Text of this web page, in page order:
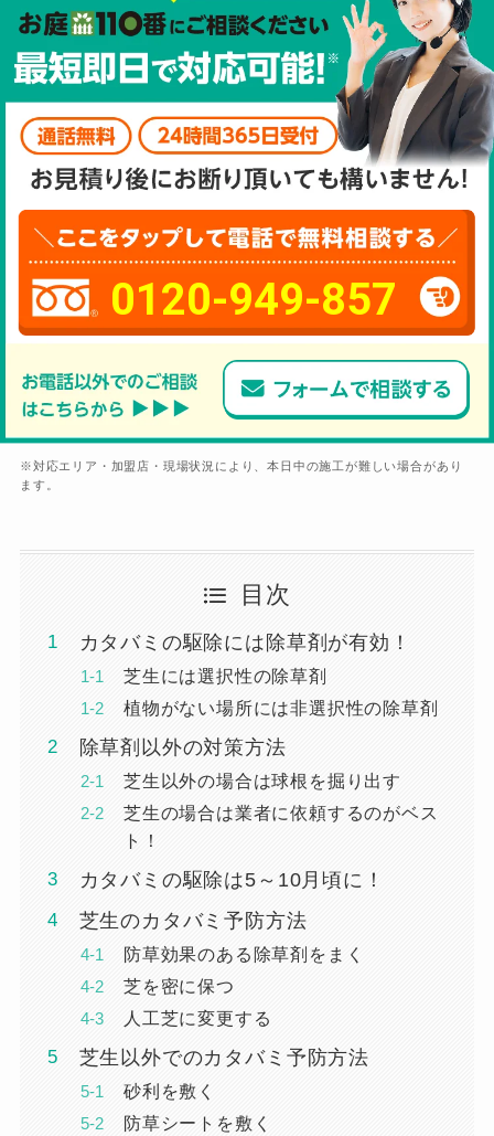
0120-949-857
※対応エリア・加盟店・現場状況により、本日中の施工が難しい場合があり
ます。
目次
カタバミの駆除には除草剤が有効！
芝生には選択性の除草剤
植物がない場所には非選択性の除草剤
除草剤以外の対策方法
芝生以外の場合は球根を掘り出す
芝生の場合は業者に依頼するのがベス
ト！
カタバミの駆除は5～10月頃に！
芝生のカタバミ予防方法
防草効果のある除草剤をまく
芝を密に保つ
人工芝に変更する
芝生以外でのカタバミ予防方法
砂利を敷く
防草シートを敷く